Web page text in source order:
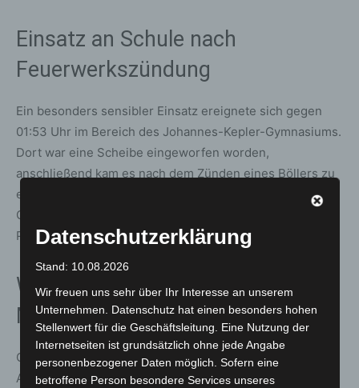
Einsatz an Schule nach
Feuerwerkszündung
Ein besonders sensibler Einsatz ereignete sich gegen
01:53 Uhr im Bereich des Johannes-Kepler-Gymnasiums.
Dort war eine Scheibe eingeworfen worden,
anschließend kam es nach dem Zünden eines Böllers zu
einer Rauchentwicklung in einem Klassenraum. Das
Gebäude wurde durch die Feuerwehr kontrolliert,
Personen kamen nicht zu Schaden.
Weitere Einsätze bis in die frühen
Morgenstunden
Gegen 02:57 Uhr wurde die Ortsfeuerwehr Horst in die
Andreaestraße alarmiert, wo drei Mülltonnen sowie ein
Datenschutzerklärung
Stand: 10.08.2026
Wir freuen uns sehr über Ihr Interesse an unserem
Unternehmen. Datenschutz hat einen besonders hohen
Stellenwert für die Geschäftsleitung. Eine Nutzung der
Internetseiten ist grundsätzlich ohne jede Angabe
personenbezogener Daten möglich. Sofern eine
betroffene Person besondere Services unseres